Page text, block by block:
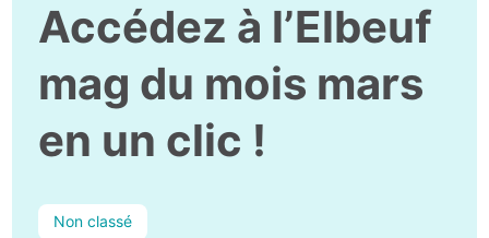
Accédez à l’Elbeuf
mag du mois mars
en un clic !
Non classé